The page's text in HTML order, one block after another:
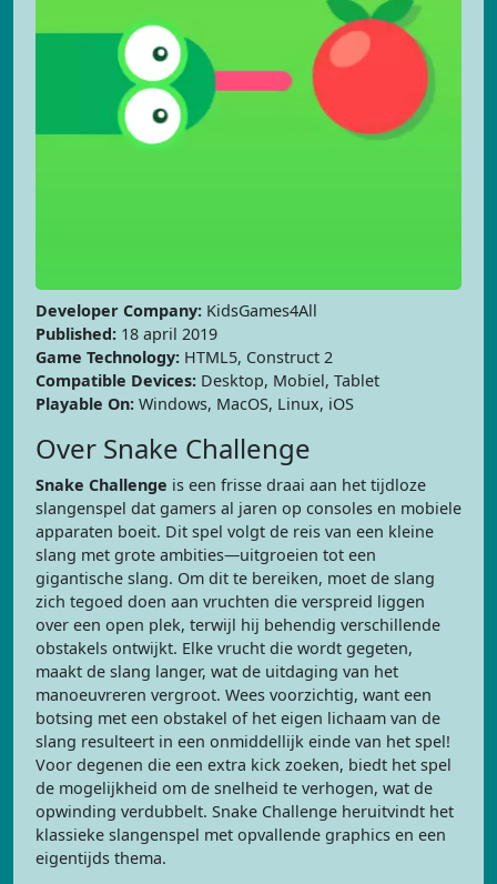
Developer Company: KidsGames4All
Published: 18 april 2019
Game Technology: HTML5, Construct 2
Compatible Devices: Desktop, Mobiel, Tablet
Playable On: Windows, MacOS, Linux, iOS
Over Snake Challenge
Snake Challenge is een frisse draai aan het tijdloze
slangenspel dat gamers al jaren op consoles en mobiele
apparaten boeit. Dit spel volgt de reis van een kleine
slang met grote ambities—uitgroeien tot een
gigantische slang. Om dit te bereiken, moet de slang
zich tegoed doen aan vruchten die verspreid liggen
over een open plek, terwijl hij behendig verschillende
obstakels ontwijkt. Elke vrucht die wordt gegeten,
maakt de slang langer, wat de uitdaging van het
manoeuvreren vergroot. Wees voorzichtig, want een
botsing met een obstakel of het eigen lichaam van de
slang resulteert in een onmiddellijk einde van het spel!
Voor degenen die een extra kick zoeken, biedt het spel
de mogelijkheid om de snelheid te verhogen, wat de
opwinding verdubbelt. Snake Challenge heruitvindt het
klassieke slangenspel met opvallende graphics en een
eigentijds thema.